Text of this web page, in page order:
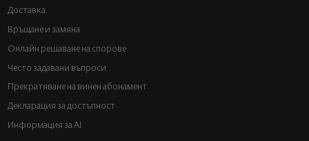
Доставка
Връщане и замяна
Онлайн решаване на спорове
Често задавани въпроси
Прекратяване на винен абонамент
Декларация за достъпност
Информация за AI